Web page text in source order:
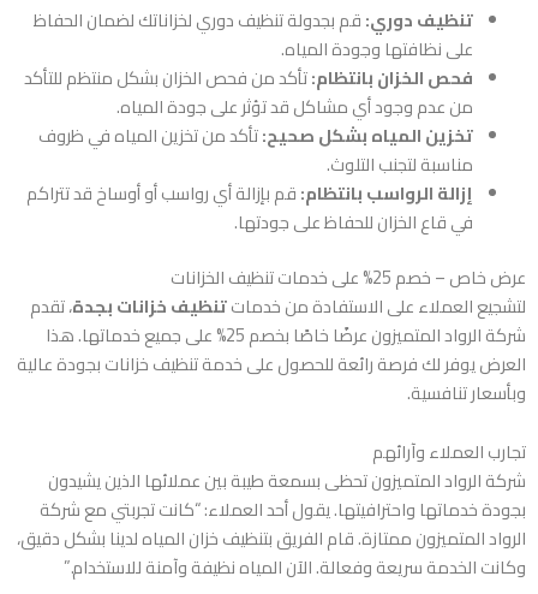
تنظيف دوري:قم بجدولة تنظيف دوري لخزاناتك لضمان الحفاظ
على نظافتها وجودة المياه.
فحص الخزان بانتظام:تأكد من فحص الخزان بشكل منتظم للتأكد
من عدم وجود أي مشاكل قد تؤثر على جودة المياه.
تخزين المياه بشكل صحيح:تأكد من تخزين المياه في ظروف
مناسبة لتجنب التلوث.
إزالة الرواسب بانتظام:قم بإزالة أي رواسب أو أوساخ قد تتراكم
في قاع الخزان للحفاظ على جودتها.
عرض خاص – خصم 25% على خدمات تنظيف الخزانات
لتشجيع العملاء على الاستفادة من خدماتتنظيف خزانات بجدة، تقدم
شركة الرواد المتميزون عرضًا خاصًا بخصم 25% على جميع خدماتها. هذا
العرض يوفر لك فرصة رائعة للحصول على خدمة تنظيف خزانات بجودة عالية
وبأسعار تنافسية.
تجارب العملاء وآرائهم
شركة الرواد المتميزون تحظى بسمعة طيبة بين عملائها الذين يشيدون
بجودة خدماتها واحترافيتها. يقول أحد العملاء: “كانت تجربتي مع شركة
الرواد المتميزون ممتازة. قام الفريق بتنظيف خزان المياه لدينا بشكل دقيق،
وكانت الخدمة سريعة وفعالة. الآن المياه نظيفة وآمنة للاستخدام.”